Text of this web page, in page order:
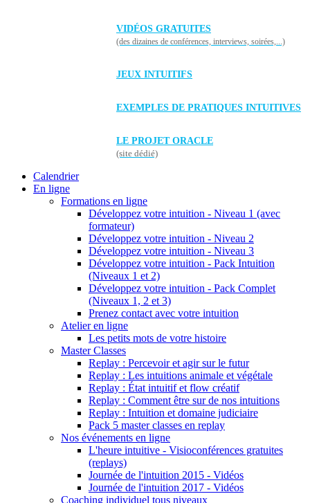
VIDÉOS GRATUITES
(des dizaines de conférences, interviews, soirées,...)
JEUX INTUITIFS
EXEMPLES DE PRATIQUES INTUITIVES
LE PROJET ORACLE
(site dédié)
Calendrier
En ligne
Formations en ligne
Développez votre intuition - Niveau 1 (avec
formateur)
Développez votre intuition - Niveau 2
Développez votre intuition - Niveau 3
Développez votre intuition - Pack Intuition
(Niveaux 1 et 2)
Développez votre intuition - Pack Complet
(Niveaux 1, 2 et 3)
Prenez contact avec votre intuition
Atelier en ligne
Les petits mots de votre histoire
Master Classes
Replay : Percevoir et agir sur le futur
Replay : Les intuitions animale et végétale
Replay : État intuitif et flow créatif
Replay : Comment être sur de nos intuitions
Replay : Intuition et domaine judiciaire
Pack 5 master classes en replay
Nos événements en ligne
L'heure intuitive - Visioconférences gratuites
(replays)
Journée de l'intuition 2015 - Vidéos
Journée de l'intuition 2017 - Vidéos
Coaching individuel tous niveaux